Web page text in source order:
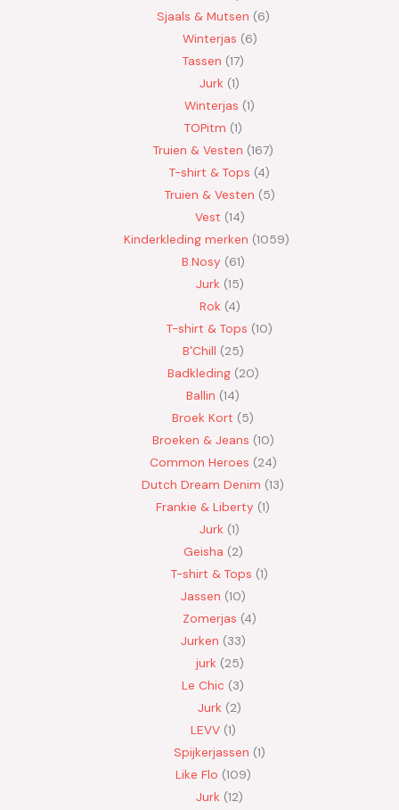
Sjaals & Mutsen 6
Winterjas 6
Tassen 17
Jurk 1
Winterjas 1
TOPitm 1
Truien & Vesten 167
T-shirt & Tops 4
Truien & Vesten 5
Vest 14
Kinderkleding merken 1059
B.Nosy 61
Jurk 15
Rok 4
T-shirt & Tops 10
B'Chill 25
Badkleding 20
Ballin 14
Broek Kort 5
Broeken & Jeans 10
Common Heroes 24
Dutch Dream Denim 13
Frankie & Liberty 1
Jurk 1
Geisha 2
T-shirt & Tops 1
Jassen 10
Zomerjas 4
Jurken 33
jurk 25
Le Chic 3
Jurk 2
LEVV 1
Spijkerjassen 1
Like Flo 109
Jurk 12